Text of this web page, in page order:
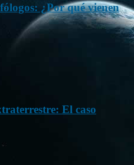
¿Por qué vienen
El caso